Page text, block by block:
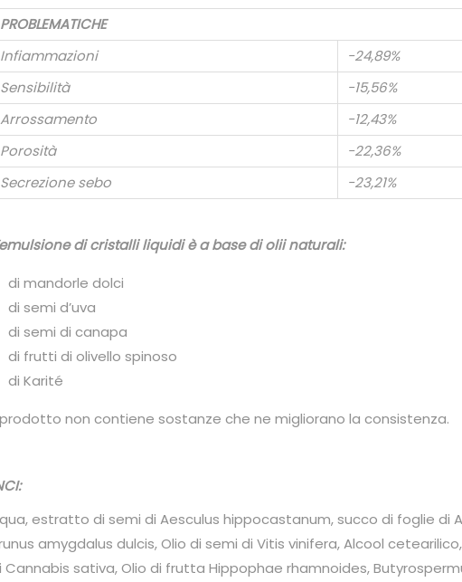
PROBLEMATICHE
Infiammazioni
-24,89%
Sensibilità
-15,56%
Arrossamento
-12,43%
Porosità
-22,36%
Secrezione sebo
-23,21%
di cristalli liquidi è a base di olii naturali:
di mandorle dolci
di semi d’uva
di semi di canapa
di frutti di olivello spinoso
di Karité
non contiene sostanze che ne migliorano la consistenza.
estratto di semi di Aesculus hippocastanum, succo di foglie di
amygdalus dulcis, Olio di semi di Vitis vinifera, Alcool
Cannabis sativa, Olio di frutta Hippophae rhamnoides,